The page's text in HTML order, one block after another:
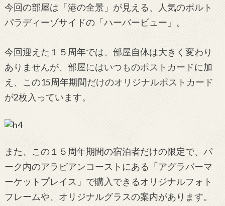
今回の部屋は「港の全景」が見える、人気のポルト
パラディーゾサイドの「ハーバービュー」。
今回迎えた１５周年では、部屋自体は大きく変わり
ありませんが、 部屋にはいつものポストカードに加
え、この15周年期間だけのオリジナルポストカード
が2枚入っています。
また、この１５周年期間の宿泊者だけの限定で、パ
ーク内のアラビアンコーストにある「アグラバーマ
ーケットプレイス」で購入できるオリジナルフォト
フレームや、オリジナルグラスの案内があります。